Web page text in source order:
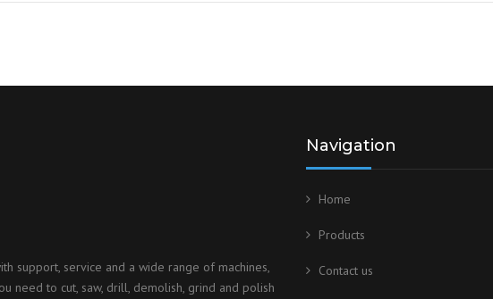
support, service and a wide range of machines,
need to cut, saw, drill, demolish, grind and polish
Navigation
Home
Products
Contact us